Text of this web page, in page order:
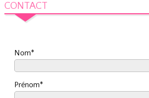
CONTACT
Nom*
Prénom*